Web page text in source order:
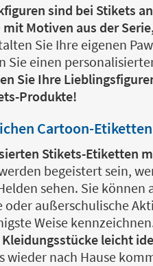
sind bei Stikets
mit Motiven aus der
Sie Ihre eigenen
Sie einen
Sie Ihre
Produkte!
Cartoon-Etiketten
Stikets-Etiketten
begeistert sein,
sehen. Sie können
oder außerschulische
Weise
leicht
wieder nach Hause